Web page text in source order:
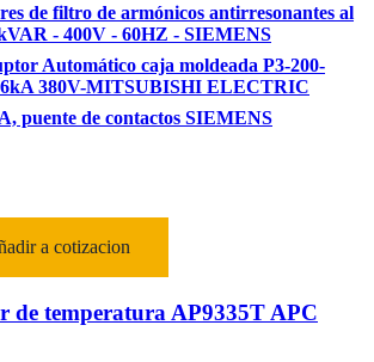
de filtro de armónicos antirresonantes al
- 400V - 60HZ - SIEMENS
Automático caja moldeada P3-200-
380V-MITSUBISHI ELECTRIC
puente de contactos SIEMENS
a cotizacion
de temperatura AP9335T APC